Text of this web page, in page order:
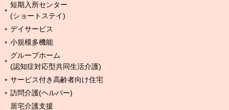
短期入所センター
(ショートステイ)
デイサービス
小規模多機能
グループホーム
(認知症対応型共同生活介護)
サービス付き高齢者向け住宅
訪問介護(ヘルパー)
居宅介護支援